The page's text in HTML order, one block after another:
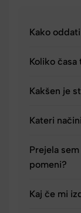
Kako
Koliko časa
Kakšen je
Kateri
Prejela
pomeni?
Kaj če mi